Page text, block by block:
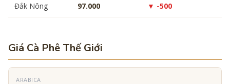
Đắk Nông 97.000 ▼ -500
Giá Cà Phê Thế Giới
ARABICA